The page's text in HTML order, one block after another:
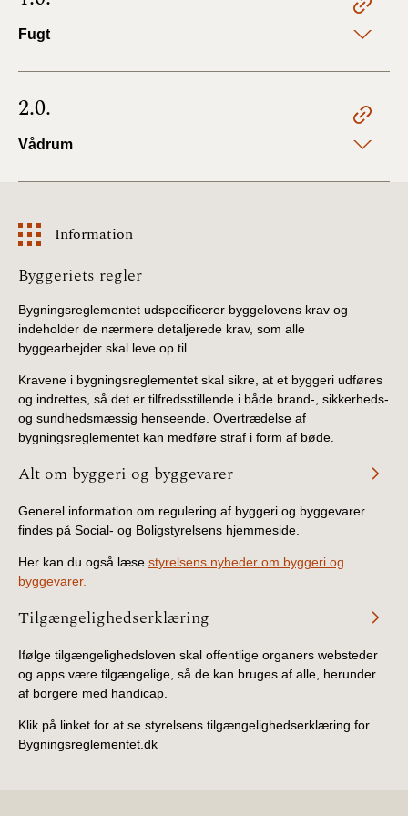
2022)
BR18 (1/1-29/6
BR18 (10/3-30/6
2020)
BR18 (1/1-9/3 2020)
BR18 (4/7-31/12
2019)
BR18 (1/1-4/7 2019)
BR18 (1/7-31/12
2018)
BR15 (2015-2018)
Tidligere BR (1961-
2010)
Fugt
2.0.
Vådrum
Information
Information
Byggeriets regler
Bygningsreglementet udspecificerer byggelovens krav og
indeholder de nærmere detaljerede krav, som alle
byggearbejder skal leve op til.
Kravene i bygningsreglementet skal sikre, at et byggeri udføres
og indrettes, så det er tilfredsstillende i både brand-, sikkerheds-
og sundhedsmæssig henseende. Overtrædelse af
bygningsreglementet kan medføre straf i form af bøde.
Alt om byggeri og byggevarer
Generel information om regulering af byggeri og byggevarer
findes på Social- og Boligstyrelsens hjemmeside.
Her kan du også læse styrelsens nyheder om byggeri og
byggevarer.
Tilgængelighedserklæring
Ifølge tilgængelighedsloven skal offentlige organers websteder
og apps være tilgængelige, så de kan bruges af alle, herunder
af borgere med handicap.
Klik på linket for at se styrelsens tilgængelighedserklæring for
Bygningsreglementet.dk